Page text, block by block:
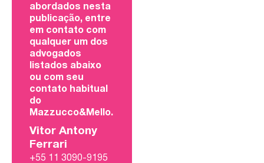
abordados nesta
publicação, entre
em contato com
qualquer um dos
advogados
listados abaixo
ou com seu
contato habitual
do
Mazzucco&Mello.
Vitor Antony
Ferrari
+55 11 3090-9195